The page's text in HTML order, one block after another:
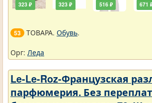
323 ₽ 323 ₽ 516 ₽ 671
53 ТОВАРА. Обувь.
Орг: Леда
Le-Le-Roz-Французская
парфюмерия. Без